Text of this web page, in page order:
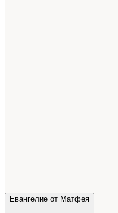
Евангелие от Матфея